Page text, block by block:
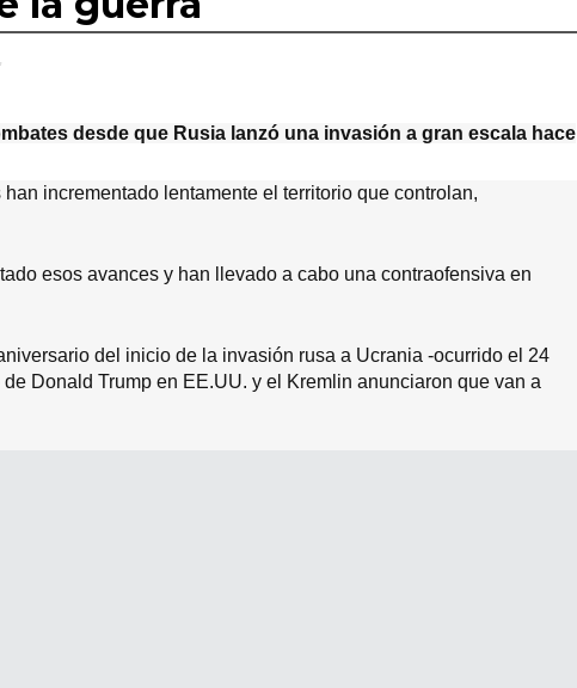
desde que Rusia lanzó una invasión a gran escala hace
incrementado lentamente el territorio que controlan,
esos avances y han llevado a cabo una contraofensiva en
del inicio de la invasión rusa a Ucrania -ocurrido el 24
Donald Trump en EE.UU. y el Kremlin anunciaron que van a